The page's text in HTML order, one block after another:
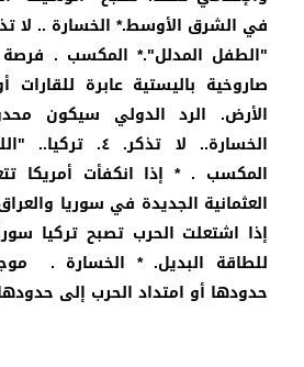
"الطفل المدلل".* المكسب . فرصة
صاروخية باليستية عابرة
الأرض. الرد الدولي سيكون
الخسارة.. لا تذكر.
المكسب . * إذا انكفأت أمريكا
العثمانية الجديدة في سوريا
إذا اشتعلت الحرب تصبح تركيا
للطاقة البديل. * الخسارة .
حدودها أو امتداد الحرب إلى